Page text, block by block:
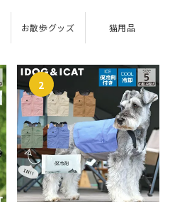
お散歩グッズ 猫用品